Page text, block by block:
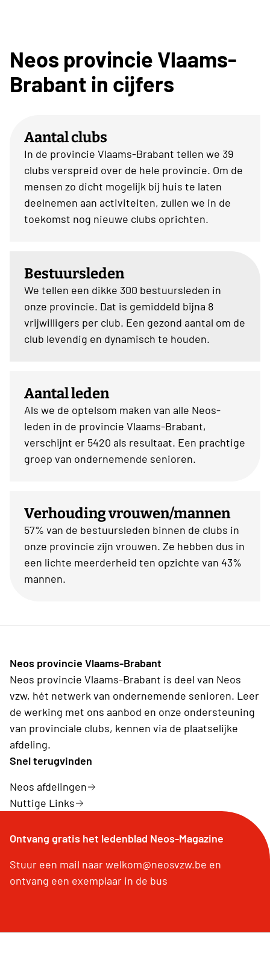
Neos provincie Vlaams-
Brabant in cijfers
Aantal clubs
In de provincie Vlaams-Brabant tellen we 39
clubs verspreid over de hele provincie. Om de
mensen zo dicht mogelijk bij huis te laten
deelnemen aan activiteiten, zullen we in de
toekomst nog nieuwe clubs oprichten.
Bestuursleden
We tellen een dikke 300 bestuursleden in
onze provincie. Dat is gemiddeld bijna 8
vrijwilligers per club. Een gezond aantal om de
club levendig en dynamisch te houden.
Aantal leden
Als we de optelsom maken van alle Neos-
leden in de provincie Vlaams-Brabant,
verschijnt er 5420 als resultaat. Een prachtige
groep van ondernemende senioren.
Verhouding vrouwen/mannen
57% van de bestuursleden binnen de clubs in
onze provincie zijn vrouwen. Ze hebben dus in
een lichte meerderheid ten opzichte van 43%
mannen.
Neos provincie Vlaams-Brabant
Neos provincie Vlaams-Brabant is deel van Neos
vzw, hét netwerk van ondernemende senioren. Leer
de werking met ons aanbod en onze ondersteuning
van provinciale clubs, kennen via de plaatselijke
afdeling.
Snel terugvinden
Neos afdelingen
Nuttige Links
Ontvang gratis het ledenblad Neos-Magazine
Stuur een mail naar welkom@neosvzw.be en
ontvang een exemplaar in de bus